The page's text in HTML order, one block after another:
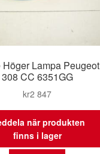
Höger Lampa Peugeot
308 CC 6351GG
kr2 847
när produkten
finns i lager